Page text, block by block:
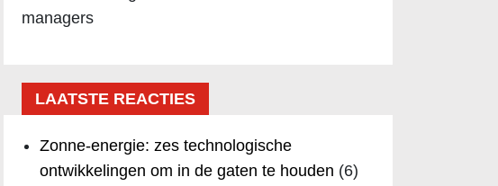
managers
LAATSTE REACTIES
Zonne-energie: zes technologische
ontwikkelingen om in de gaten te houden (6)